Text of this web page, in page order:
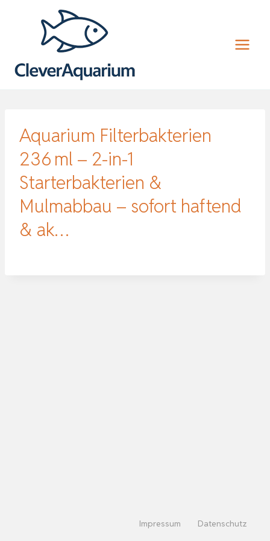
Aquarium Filterbakterien
236 ml – 2-in-1
Starterbakterien &
Mulmabbau – sofort haftend
& ak…
Impressum Datenschutz